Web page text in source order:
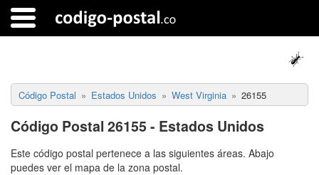
Código Postal Estados Unidos West Virginia 26155
Código Postal 26155 - Estados Unidos
Este código postal pertenece a las siguientes áreas. Abajo
puedes ver el mapa de la zona postal.